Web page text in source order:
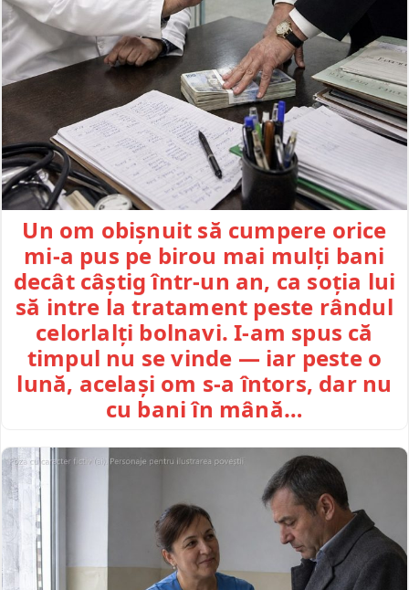
Un om obișnuit să cumpere orice
mi-a pus pe birou mai mulți bani
decât câștig într-un an, ca soția lui
să intre la tratament peste rândul
celorlalți bolnavi. I-am spus că
timpul nu se vinde — iar peste o
lună, același om s-a întors, dar nu
cu bani în mână…